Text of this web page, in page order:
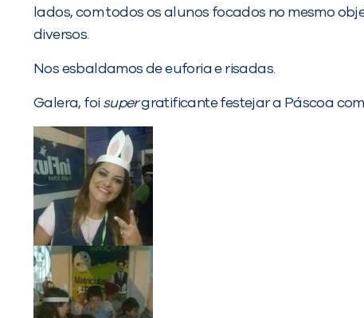
lados, com todos os alunos focados no mesmo
diversos.
Nos esbaldamos de euforia e risadas.
Galera, foi supergratificante festejar a Páscoa com